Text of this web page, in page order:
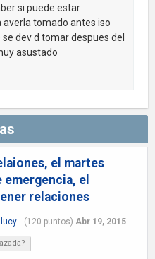
si puede estar
tomado antes iso
dev d tomar despues del
asustado
el martes
el
relaciones
lucy (120 puntos) Abr 19, 2015